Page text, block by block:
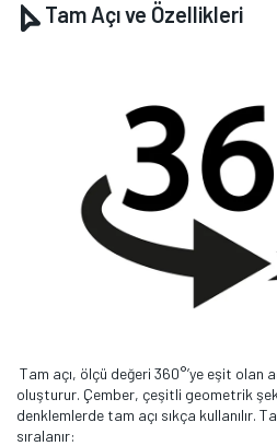
Tam Açı ve Özellikleri
Tam açı, ölçü değeri 360°’ye eşit olan
oluşturur. Çember, çeşitli geometrik
denklemlerde tam açı sıkça kullanılır.
sıralanır: